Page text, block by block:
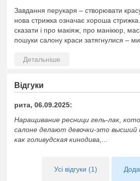
Завдання перукаря – створювати
нова стрижка означає хороша
сказати і про макіяж, про манікюр,
пошуки салону краси затягнулися –
Відгуки
рита, 06.09.2025:
Наращивание ресници гель-лак,
салоне делают девочки-это высший
как голивудская кинодива,...
Усі відгуки (1)